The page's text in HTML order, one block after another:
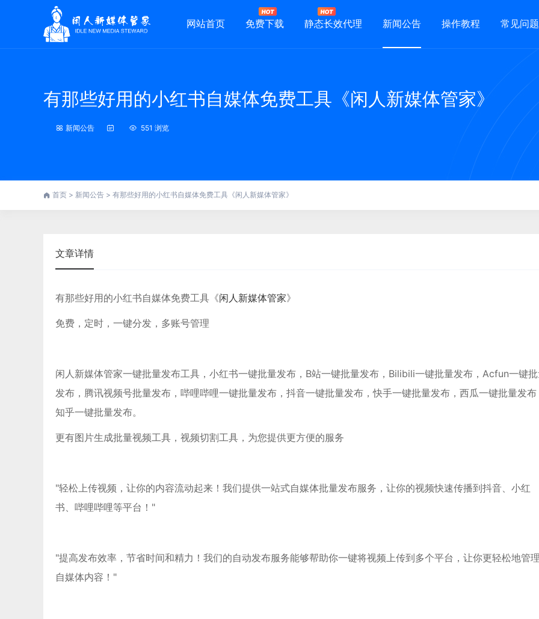
网站首页 免费下载 静态长效代理 新闻公告 操作教程 常见问题
有那些好用的小红书自媒体免费工具《闲人新媒体管家》
新闻公告 551 浏览
首页 > 新闻公告 > 有那些好用的小红书自媒体免费工具《闲人新媒体管家》
文章详情
有那些好用的小红书自媒体免费工具《闲人新媒体管家》
免费，定时，一键分发，多账号管理
闲人新媒体管家一键批量发布工具，小红书一键批量发布，B站一键批量发布，Bilibili一键批量发布，Acfun一键
发布，腾讯视频号批量发布，哔哩哔哩一键批量发布，抖音一键批量发布，快手一键批量发布，西瓜一键批量发布
知乎一键批量发布。
更有图片生成批量视频工具，视频切割工具，为您提供更方便的服务
"轻松上传视频，让你的内容流动起来！我们提供一站式自媒体批量发布服务，让你的视频快速传播到抖音、小红
书、哔哩哔哩等平台！"
"提高发布效率，节省时间和精力！我们的自动发布服务能够帮助你一键将视频上传到多个平台，让你更轻松地管
自媒体内容！"